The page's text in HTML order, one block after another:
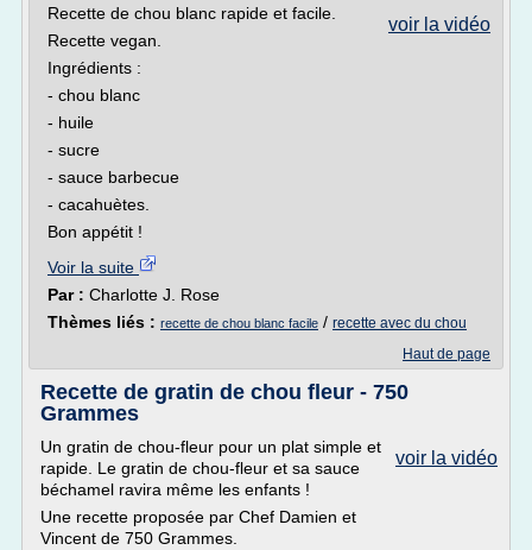
voir la vidéo
Recette de chou blanc rapide et facile.
Recette vegan.
Ingrédients :
- chou blanc
- huile
- sucre
- sauce barbecue
- cacahuètes.
Bon appétit !
Voir la suite
Par : Charlotte J. Rose
Thèmes liés : recette de chou blanc facile / recette avec du chou
Haut de page
Recette de gratin de chou fleur - 750
Grammes
voir la vidéo
Un gratin de chou-fleur pour un plat simple et
rapide. Le gratin de chou-fleur et sa sauce
béchamel ravira même les enfants !
Une recette proposée par Chef Damien et
Vincent de 750 Grammes.